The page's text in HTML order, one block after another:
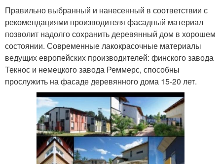
Правильно выбранный и нанесенный в соответствии с
рекомендациями производителя фасадный материал
позволит надолго сохранить деревянный дом в хорошем
состоянии. Современные лакокрасочные материалы
ведущих европейских производителей: финского завода
Текнос и немецкого завода Реммерс, способны
прослужить на фасаде деревянного дома 15-20 лет.